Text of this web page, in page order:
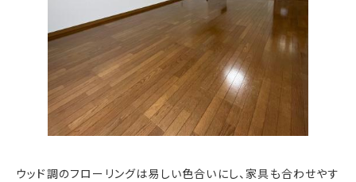
ウッド調のフローリングは易しい色合いにし、家具も合わせやす